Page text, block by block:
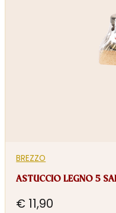
BREZZO
ASTUCCIO LEGNO 5
€ 11,90